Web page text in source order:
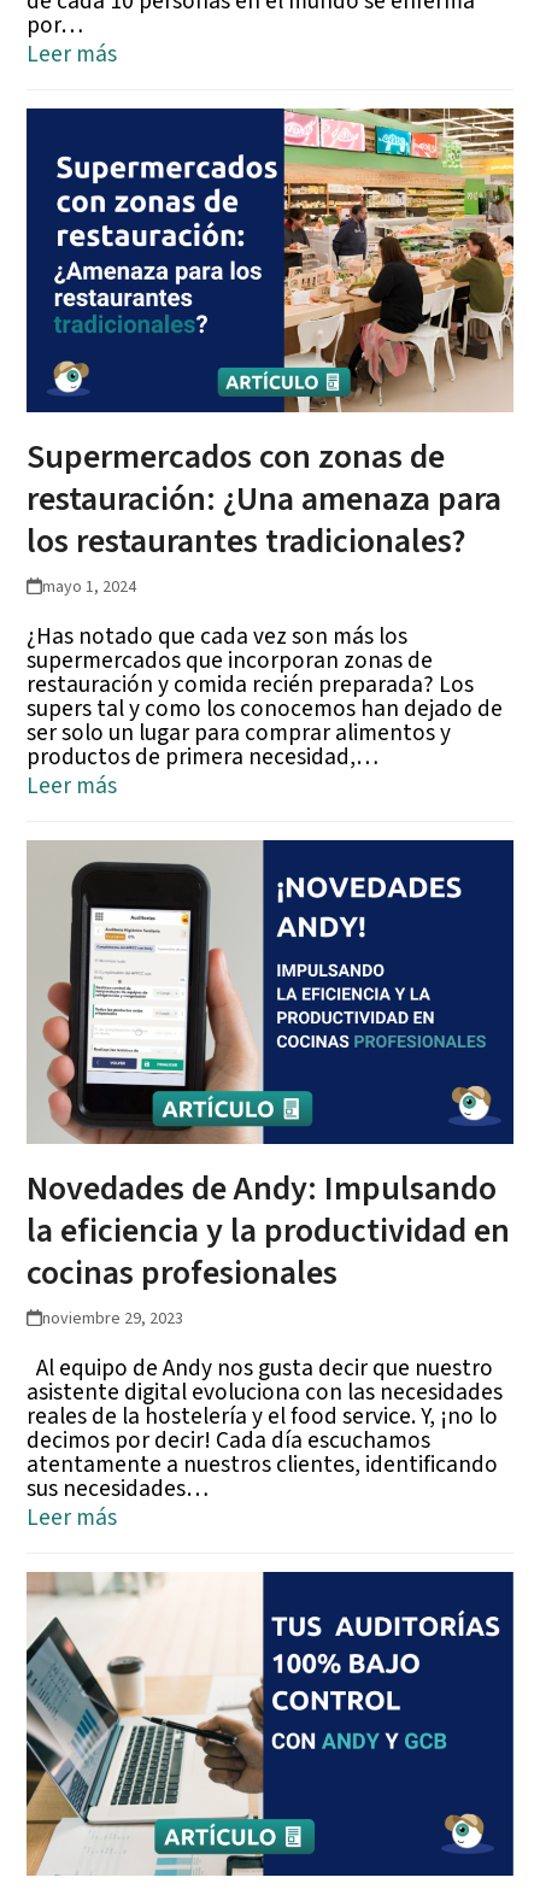
por…
Leer más
Supermercados con zonas de
restauración: ¿Una amenaza para
los restaurantes tradicionales?
mayo 1, 2024
¿Has notado que cada vez son más los
supermercados que incorporan zonas de
restauración y comida recién preparada? Los
supers tal y como los conocemos han dejado de
ser solo un lugar para comprar alimentos y
productos de primera necesidad,…
Leer más
Novedades de Andy: Impulsando
la eficiencia y la productividad en
cocinas profesionales
noviembre 29, 2023
Al equipo de Andy nos gusta decir que nuestro
asistente digital evoluciona con las necesidades
reales de la hostelería y el food service. Y, ¡no lo
decimos por decir! Cada día escuchamos
atentamente a nuestros clientes, identificando
sus necesidades…
Leer más